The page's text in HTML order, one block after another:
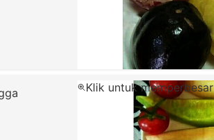
Klik untuk memperbesar